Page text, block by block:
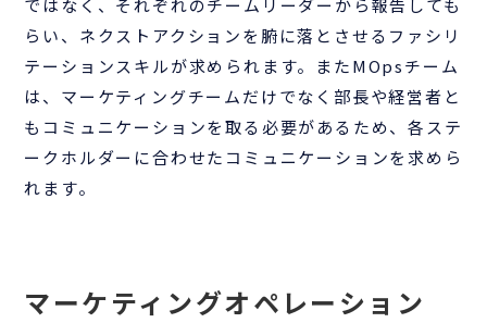
ではなく、それぞれのチームリーダーから報告しても
らい、ネクストアクションを腑に落とさせるファシリ
テーションスキルが求められます。またMOpsチーム
は、マーケティングチームだけでなく部長や経営者と
もコミュニケーションを取る必要があるため、各ステ
ークホルダーに合わせたコミュニケーションを求めら
れます。
マーケティングオペレーション